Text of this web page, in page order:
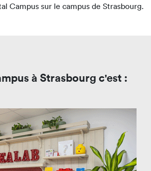
Campus sur le campus de Strasbourg.
à Strasbourg c'est :